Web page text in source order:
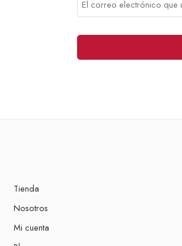
Tienda
Nosotros
Mi cuenta